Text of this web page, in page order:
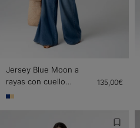
Jersey Blue Moon a
rayas con cuello
redondo y mangas
135,00€